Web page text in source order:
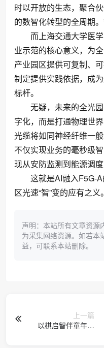
时以开放的生态，聚合
的数智化转型的全周期。
而上海交通大学医
业示范的核心意义，为
产业园区提供可复制、
制定提供实践依据，成
标杆。
无疑，未来的全光
字化，而是打通物理世
光缆将如同神经纤维一
不仅实现业务的毫秒级
现从安防监测到能源调
这就是AI融入F5G-
区光速“智”变的应有之义。
声明：本站所有文章资源
为采集网络资源。如若本
益，可联系本站删除。
上一篇
以棋启智伴童年，